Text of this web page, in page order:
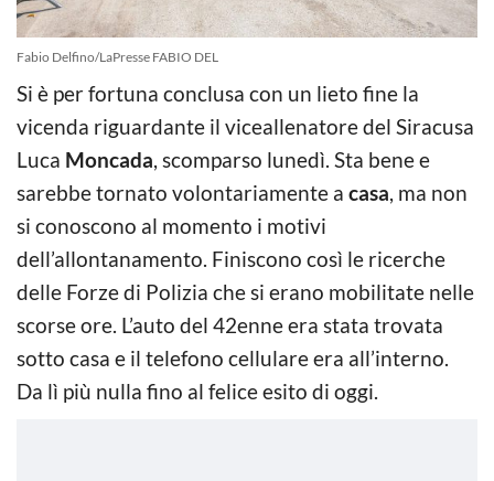
Fabio Delfino/LaPresse FABIO DEL
Si è per fortuna conclusa con un lieto fine la
vicenda riguardante il viceallenatore del Siracusa
Luca Moncada, scomparso lunedì. Sta bene e
sarebbe tornato volontariamente a casa, ma non
si conoscono al momento i motivi
dell’allontanamento. Finiscono così le ricerche
delle Forze di Polizia che si erano mobilitate nelle
scorse ore. L’auto del 42enne era stata trovata
sotto casa e il telefono cellulare era all’interno.
Da lì più nulla fino al felice esito di oggi.